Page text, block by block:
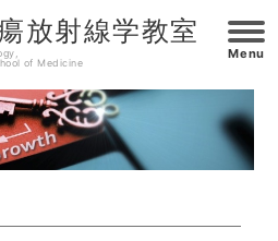
放射線学教室
of Medicine
Menu